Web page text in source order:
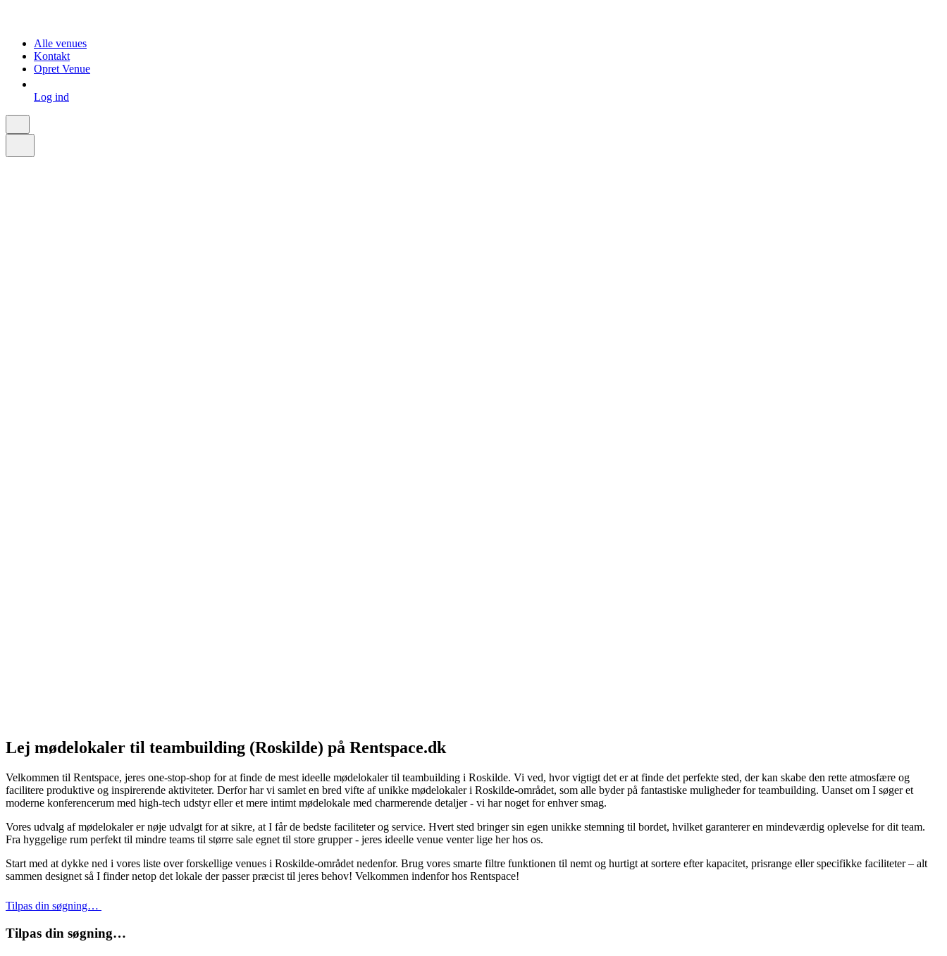
Alle venues
Kontakt
Opret Venue
Log ind
Lej mødelokaler til teambuilding (Roskilde) på Rentspace.dk
Velkommen til Rentspace, jeres one-stop-shop for at finde de mest ideelle mødelokaler til teambuilding i Roskilde. Vi ved, hvor vigtigt det er at finde det perfekte sted, der kan skabe den rette atmosfære og
facilitere produktive og inspirerende aktiviteter. Derfor har vi samlet en bred vifte af unikke mødelokaler i Roskilde-området, som alle byder på fantastiske muligheder for teambuilding. Uanset om I søger et
moderne konferencerum med high-tech udstyr eller et mere intimt mødelokale med charmerende detaljer - vi har noget for enhver smag.
Vores udvalg af mødelokaler er nøje udvalgt for at sikre, at I får de bedste faciliteter og service. Hvert sted bringer sin egen unikke stemning til bordet, hvilket garanterer en mindeværdig oplevelse for dit team.
Fra hyggelige rum perfekt til mindre teams til større sale egnet til store grupper - jeres ideelle venue venter lige her hos os.
Start med at dykke ned i vores liste over forskellige venues i Roskilde-området nedenfor. Brug vores smarte filtre funktionen til nemt og hurtigt at sortere efter kapacitet, prisrange eller specifikke faciliteter – alt
sammen designet så I finder netop det lokale der passer præcist til jeres behov! Velkommen indenfor hos Rentspace!
Tilpas din søgning…
Tilpas din søgning…